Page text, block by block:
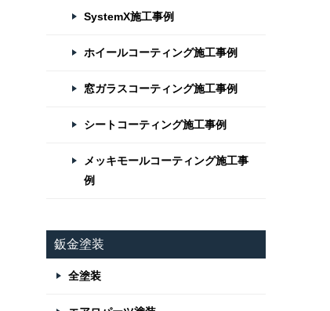
SystemX施工事例
ホイールコーティング施工事例
窓ガラスコーティング施工事例
シートコーティング施工事例
メッキモールコーティング施工事
例
鈑金塗装
全塗装